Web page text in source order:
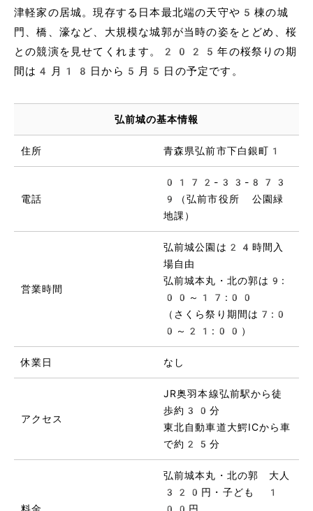
津軽家の居城。現存する日本最北端の天守や5棟の城
門、橋、濠など、大規模な城郭が当時の姿をとどめ、桜
との競演を見せてくれます。2025年の桜祭りの期
間は4月18日から5月5日の予定です。
弘前城の基本情報
住所 青森県弘前市下白銀町1
電話
0172-33-873
9（弘前市役所 公園緑
地課）
営業時間
弘前城公園は24時間入
場自由
弘前城本丸・北の郭は9:
00～17:00
（さくら祭り期間は7:0
0～21:00）
休業日 なし
アクセス
JR奥羽本線弘前駅から徒
歩約30分
東北自動車道大鰐ICから車
で約25分
料金
弘前城本丸・北の郭 大人
320円・子ども 1
00円